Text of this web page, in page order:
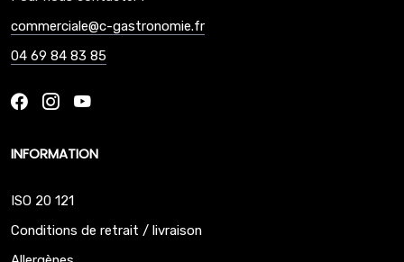
commerciale@c-gastronomie.fr
04 69 84 83 85
INFORMATION
ISO 20 121
Conditions de retrait / livraison